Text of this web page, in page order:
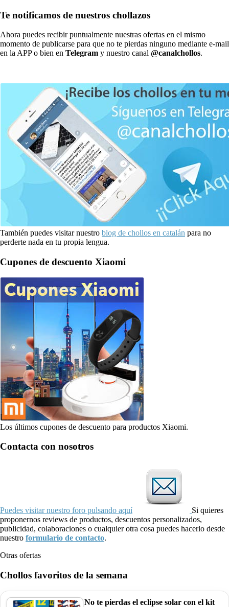
Te notificamos de nuestros chollazos
Ahora puedes recibir puntualmente nuestras ofertas en el mismo
momento de publicarse para que no te pierdas ninguno mediante e-mail
en la APP o bien en Telegram y nuestro canal @canalchollos.
También puedes visitar nuestro blog de chollos en catalán para no
perderte nada en tu propia lengua.
Cupones de descuento Xiaomi
Los últimos cupones de descuento para productos Xiaomi.
Contacta con nosotros
Puedes visitar nuestro foro pulsando aquí
Si quieres
proponernos reviews de productos, descuentos personalizados,
publicidad, colaboraciones o cualquier otra cosa puedes hacerlo desde
nuestro formulario de contacto.
Otras ofertas
Chollos favoritos de la semana
No te pierdas el eclipse solar con el kit